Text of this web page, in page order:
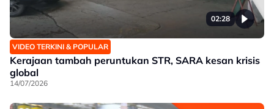
02:28
VIDEO TERKINI & POPULAR
Kerajaan tambah peruntukan STR, SARA kesan krisis
global
14/07/2026